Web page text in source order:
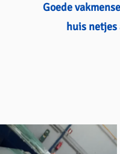
Goede
huis